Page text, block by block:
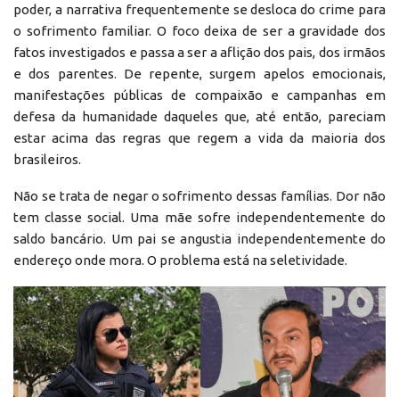
poder, a narrativa frequentemente se desloca do crime para
o sofrimento familiar. O foco deixa de ser a gravidade dos
fatos investigados e passa a ser a aflição dos pais, dos irmãos
e dos parentes. De repente, surgem apelos emocionais,
manifestações públicas de compaixão e campanhas em
defesa da humanidade daqueles que, até então, pareciam
estar acima das regras que regem a vida da maioria dos
brasileiros.
Não se trata de negar o sofrimento dessas famílias. Dor não
tem classe social. Uma mãe sofre independentemente do
saldo bancário. Um pai se angustia independentemente do
endereço onde mora. O problema está na seletividade.